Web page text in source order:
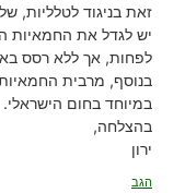
זאת בניגוד לטלליות,
לפחות, אך ללא רסס
בנוסף, מרבית
במיוחד בחום הישראלי.
בהצלחה,
ירון
הגב